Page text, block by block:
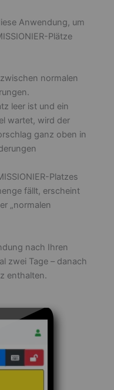
Anwendung, um
Plätze
normalen
leer ist und ein
wartet, wird der
ganz oben in
Platzes
fällt, erscheint
„normalen
nach Ihren
zwei Tage – danach
enthalten.